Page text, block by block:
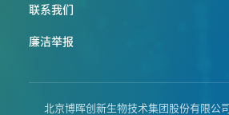
联系我们
廉洁举报
北京博晖创新生物技术集团股份有限公司